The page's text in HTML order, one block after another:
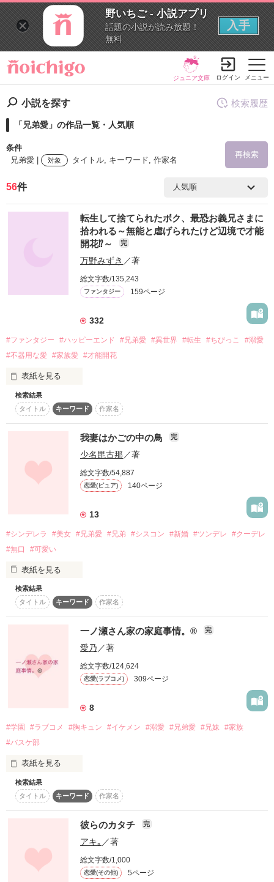
野いちご - 小説アプリ
話題の小説が読み放題！
無料
入手
メニュー
ジュニア文庫 ログイン
小説を探す
「兄弟愛」の作品一覧・人気順
条件
兄弟愛 |
対象 タイトル, キーワード, 作家名
再検索
検索ワード
を含む
キーワード
あらすじ
ジャンル
感想
全て 完結 更新中
長編 中編
ャレンジ！～
500文字の不気味なテスト、募集中。
200文字でゾッ！こわい短編コンテスト
スターツ出版小説投稿サイト合同企画「1話からの長編大
その他の条件 動画あり
検索履歴
56件
転生して捨てられたボク、最恐お義兄さまに
拾われる～無能と虐げられたけど辺境で才能
開花⁉～
完
万野みずき ／著
総文字数/135,243
ファンタジー 159ページ
332
#ファンタジー #ハッピーエンド #兄弟愛 #異世界 #転生 #ちびっこ
#溺愛
#不器用な愛
#家族愛 #才能開花
表紙を見る
過労により命を落とした主人公は、魔術師名家のちびっこ令息
アウルに転生した。
しかし魔術が使えない無能だと両親から虐げられて、やがて家
を追い出されてしまう。
行く当てもなく途方に暮れるアウルだったが、そこを『血染め
の貴公子』と噂の青年クロウに拾われることになる。
非道で冷酷な領主と言われているクロウだったが、噂とは違っ
て不器用に世話を焼いてくれて、アウルはクロウの元で元気い
っぱいに育っていく。
やがてその中で隠れていた才能にも気が付き、前世の知識を活
用して革命的な魔道具を作ったり、クロウの領地開拓を手伝っ
の精霊と契約しちゃったり……
無能と虐げられて家族から見捨てられたアウルが、冷酷領主の
ァンタジー。
※11/5 ベリーズファンタジー様より【書籍化】しました。
作品を読む
検索結果
タイトル
キーワード 作家名
我妻はかごの中の鳥 完
少名毘古那 ／著
総文字数/54,887
恋愛(ピュア) 140ページ
13
#シンデレラ #美女 #兄弟愛 #兄弟 #シスコン #新婚 #ツンデレ
#クーデレ
#無口
#可愛い
表紙を見る
俺の妻は駕籠の中の鳥だ。
そう言いながら扉を開けると。
なにもいわずにぼんやりと、
彼女は俺を迎えてくれる。
「俺のこと好きだから？」
「……うるさい」
世にいうツンデレなのか
はたまたシャイなだけなのか。
検索結果
タイトル
キーワード 作家名
一ノ瀬さん家の家庭事情。®️ 完
愛乃／著
総文字数/124,624
恋愛(ラブコメ) 309ページ
8
#学園 #ラブコメ #胸キュン #イケメン #溺愛 #兄弟愛 #兄妹 #家族
#バスケ部
表紙を見る
お騒がせ一家、再び。
検索結果
タイトル
キーワード 作家名
彼らのカタチ 完
アキ｡ ／著
総文字数/1,000
恋愛(その他) 5ページ